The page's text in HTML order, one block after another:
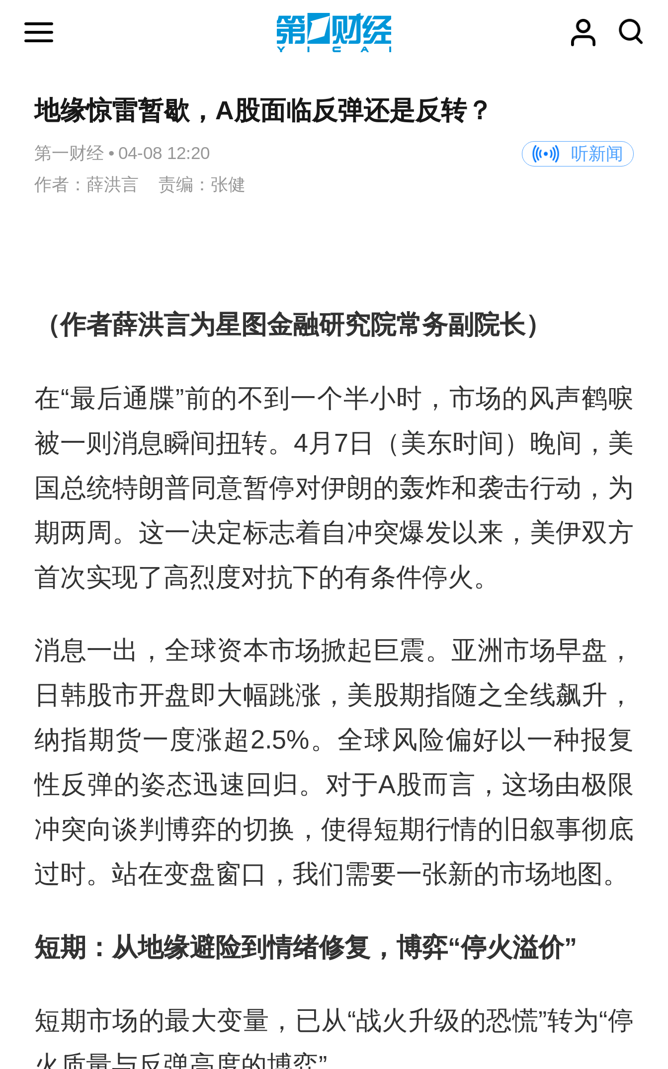
地缘惊雷暂歇，A股面临反弹还是反转？
第一财经 • 04-08 12:20
听新闻
作者：薛洪言 责编：张健
（作者薛洪言为星图金融研究院常务副院长）
在“最后通牒”前的不到一个半小时，市场的风声鹤唳
被一则消息瞬间扭转。4月7日（美东时间）晚间，美
国总统特朗普同意暂停对伊朗的轰炸和袭击行动，为
期两周。这一决定标志着自冲突爆发以来，美伊双方
首次实现了高烈度对抗下的有条件停火。
消息一出，全球资本市场掀起巨震。亚洲市场早盘，
日韩股市开盘即大幅跳涨，美股期指随之全线飙升，
纳指期货一度涨超2.5%。全球风险偏好以一种报复
性反弹的姿态迅速回归。对于A股而言，这场由极限
冲突向谈判博弈的切换，使得短期行情的旧叙事彻底
过时。站在变盘窗口，我们需要一张新的市场地图。
短期：从地缘避险到情绪修复，博弈“停火溢价”
短期市场的最大变量，已从“战火升级的恐慌”转为“停